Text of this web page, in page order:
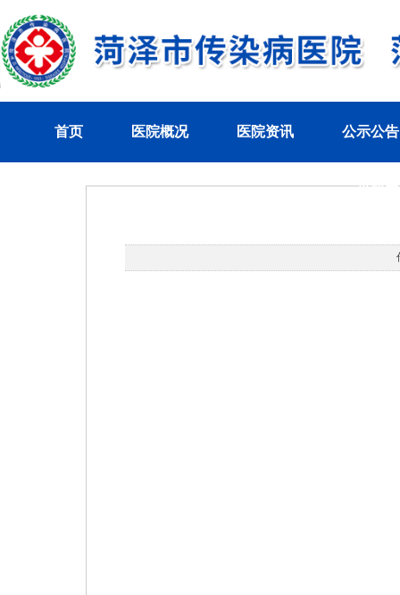
首页 医院概况 医院资讯 公示公告